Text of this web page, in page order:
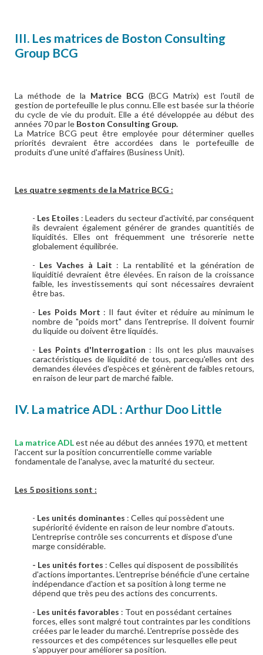
III. Les matrices de Boston Consulting
Group BCG
La méthode de la Matrice BCG (BCG Matrix) est l'outil de
gestion de portefeuille le plus connu. Elle est basée sur la théorie
du cycle de vie du produit. Elle a été développée au début des
années 70 par le Boston Consulting Group.
La Matrice BCG peut être employée pour déterminer quelles
priorités devraient être accordées dans le portefeuille de
produits d'une unité d'affaires (Business Unit).
Les quatre segments de la Matrice BCG :
- Les Etoiles : Leaders du secteur d'activité, par conséquent
ils devraient également générer de grandes quantitiés de
liquidités. Elles ont fréquemment une trésorerie nette
globalement équilibrée.
- Les Vaches à Lait : La rentabilité et la génération de
liquiditié devraient être élevées. En raison de la croissance
faible, les investissements qui sont nécessaires devraient
être bas.
- Les Poids Mort : Il faut éviter et réduire au minimum le
nombre de "poids mort" dans l'entreprise. Il doivent fournir
du liquide ou doivent être liquidés.
- Les Points d'Interrogation : Ils ont les plus mauvaises
caractéristiques de liquidité de tous, parcequ'elles ont des
demandes élevées d'espèces et génèrent de faibles retours,
en raison de leur part de marché faible.
IV. La matrice ADL : Arthur Doo Little
La matrice ADLest née au début des années 1970, et mettent
l'accent sur la position concurrentielle comme variable
fondamentale de l'analyse, avec la maturité du secteur.
Les 5 positions sont :
- Les unités dominantes : Celles qui possèdent une
supériorité évidente en raison de leur nombre d'atouts.
L'entreprise contrôle ses concurrents et dispose d'une
marge considérable.
- Les unités fortes : Celles qui disposent de possibilités
d'actions importantes. L'entreprise bénéficie d'une certaine
indépendance d'action et sa position à long terme ne
dépend que très peu des actions des concurrents.
- Les unités favorables : Tout en possédant certaines
forces, elles sont malgré tout contraintes par les conditions
créées par le leader du marché. L'entreprise possède des
ressources et des compétences sur lesquelles elle peut
s'appuyer pour améliorer sa position.